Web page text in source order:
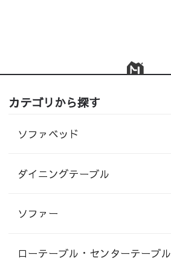
カテゴリから探す
ソファベッド
ダイニングテーブル
ソファー
ローテーブル・センターテーブル